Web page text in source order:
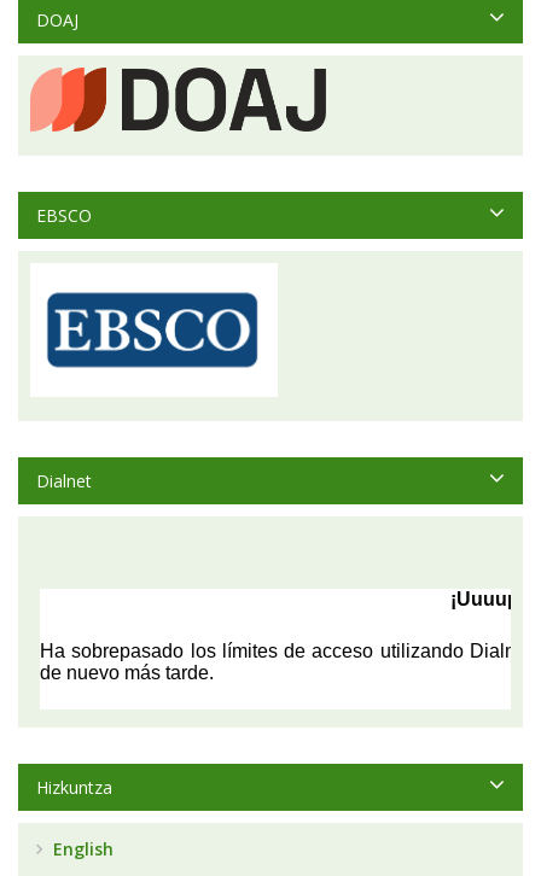
DOAJ
EBSCO
Dialnet
Hizkuntza
English